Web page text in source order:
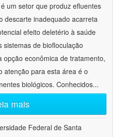
um setor que produz efluentes
descarte inadequado acarreta
efeito deletério à saúde
sistemas de biofloculação
opção econômica de tratamento,
atenção para esta área é o
biológicos. Conhecidos...
mais
Federal de Santa